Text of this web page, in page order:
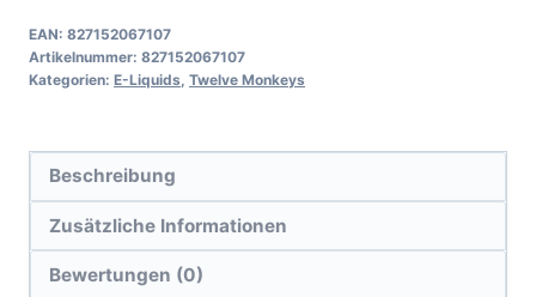
EAN: 827152067107
Artikelnummer: 827152067107
Kategorien: E-Liquids Twelve Monkeys
Beschreibung
Zusätzliche Informationen
Bewertungen (0)